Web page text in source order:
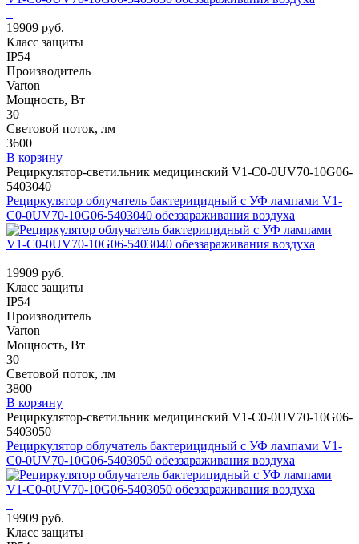
19909 руб.
Класс защиты
IP54
Производитель
Varton
Мощность, Вт
30
Световой поток, лм
3600
В корзину
Рециркулятор-светильник медицинский V1-C0-0UV70-10G06-
5403040
Рециркулятор облучатель бактерицидный с УФ лампами V1-
C0-0UV70-10G06-5403040 обеззараживания воздуха
19909 руб.
Класс защиты
IP54
Производитель
Varton
Мощность, Вт
30
Световой поток, лм
3800
В корзину
Рециркулятор-светильник медицинский V1-C0-0UV70-10G06-
5403050
Рециркулятор облучатель бактерицидный с УФ лампами V1-
C0-0UV70-10G06-5403050 обеззараживания воздуха
19909 руб.
Класс защиты